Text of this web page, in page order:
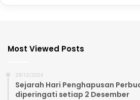
Most Viewed Posts
29/12/2024
Sejarah Hari Penghapusan
diperingati setiap 2 Desember